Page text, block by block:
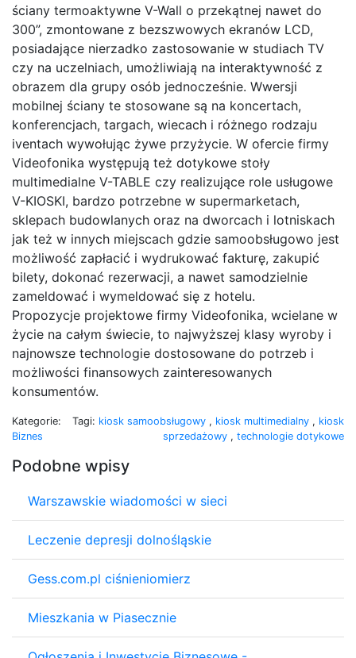
ściany termoaktywne V-Wall o przekątnej nawet do
300”, zmontowane z bezszwowych ekranów LCD,
posiadające nierzadko zastosowanie w studiach TV
czy na uczelniach, umożliwiają na interaktywność z
obrazem dla grupy osób jednocześnie. Wwersji
mobilnej ściany te stosowane są na koncertach,
konferencjach, targach, wiecach i różnego rodzaju
iventach wywołując żywe przyżycie. W ofercie firmy
Videofonika występują też dotykowe stoły
multimedialne V-TABLE czy realizujące role usługowe
V-KIOSKI, bardzo potrzebne w supermarketach,
sklepach budowlanych oraz na dworcach i lotniskach
jak też w innych miejscach gdzie samoobsługowo jest
możliwość zapłacić i wydrukować fakturę, zakupić
bilety, dokonać rezerwacji, a nawet samodzielnie
zameldować i wymeldować się z hotelu.
Propozycje projektowe firmy Videofonika, wcielane w
życie na całym świecie, to najwyższej klasy wyroby i
najnowsze technologie dostosowane do potrzeb i
możliwości finansowych zainteresowanych
konsumentów.
Kategorie:
Biznes
Tagi: kiosk samoobsługowy , kiosk multimedialny , kiosk
sprzedażowy , technologie dotykowe
Podobne wpisy
Warszawskie wiadomości w sieci
Leczenie depresji dolnośląskie
Gess.com.pl ciśnieniomierz
Mieszkania w Piasecznie